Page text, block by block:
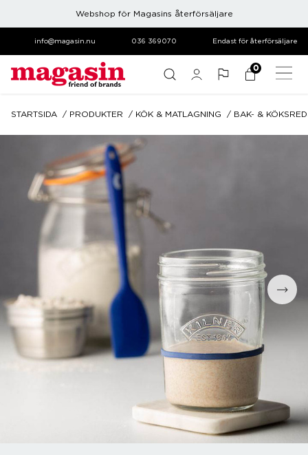
Webshop för Magasins återförsäljare
info@magasin.nu 036 369070 Endast för återförsäljare
0
STARTSIDA PRODUKTER KÖK & MATLAGNING BAK- &